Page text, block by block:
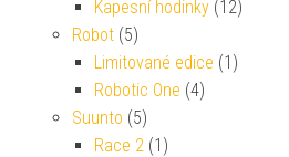
Kapesní hodinky (12)
Robot (5)
Limitované edice (1)
Robotic One (4)
Suunto (5)
Race 2 (1)